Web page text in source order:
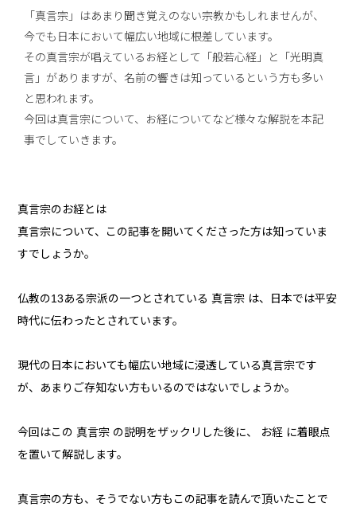
「真言宗」はあまり聞き覚えのない宗教かもしれませんが、
今でも日本において幅広い地域に根差しています。
その真言宗が唱えているお経として「般若心経」と「光明真
言」がありますが、名前の響きは知っているという方も多い
と思われます。
今回は真言宗について、お経についてなど様々な解説を本記
事でしていきます。
真言宗のお経とは
真言宗について、この記事を開いてくださった方は知っていま
すでしょうか。
仏教の13ある宗派の一つとされている 真言宗 は、日本では平安
時代に伝わったとされています。
現代の日本においても幅広い地域に浸透している真言宗です
が、あまりご存知ない方もいるのではないでしょうか。
今回はこの 真言宗 の説明をザックリした後に、 お経 に着眼点
を置いて解説します。
真言宗の方も、そうでない方もこの記事を読んで頂いたことで